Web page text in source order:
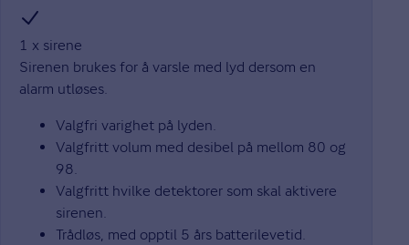
1 x sirene
Sirenen brukes for å varsle med lyd dersom en
alarm utløses.
Valgfri varighet på lyden.
Valgfritt volum med desibel på mellom 80 og
98.
Valgfritt hvilke detektorer som skal aktivere
sirenen.
Trådløs, med opptil 5 års batterilevetid.